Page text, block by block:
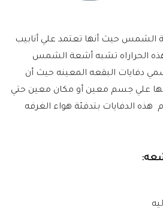
الشمس حيث أنها تعتمد علي أنابيب
وهذه الحراراه تشبه أشعة الشمس
دفايات البقعه المعينه حيث أن
علي جسم معين أو مكان معين حتي
هذه الدفايات بتدفئة هواء الغرفه